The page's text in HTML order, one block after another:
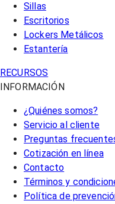
Sillas
Escritorios
Lockers Metálicos
Estantería
RECURSOS
INFORMACIÓN
¿Quiénes somos?
Servicio al cliente
Preguntas
Cotización en línea
Contacto
Términos y
Política de